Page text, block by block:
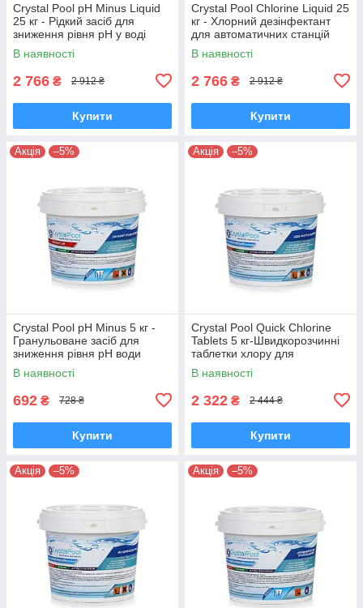
Crystal Pool pH Minus Liquid
25 кг - Рідкий засіб для
зниження рівня рН у воді
басейнів
В наявності
2 766 ₴ 2 912 ₴
Купити
Crystal Pool Chlorine Liquid 25
кг - Хлорний дезінфектант
для автоматичних станцій
дозування.
В наявності
2 766 ₴ 2 912 ₴
Купити
Акція –5%
Crystal Pool pH Minus 5 кг -
Гранульоване засіб для
зниження рівня pH води
басейну (суха кислота).
В наявності
692 ₴ 728 ₴
Купити
Акція –5%
Crystal Pool Quick Chlorine
Tablets 5 кг-Швидкорозчинні
таблетки хлору для
первинної дезінфекція гіпох
В наявності
2 322 ₴ 2 444 ₴
Купити
Акція –5% Акція –5%